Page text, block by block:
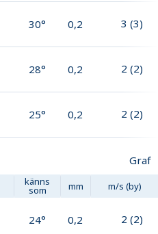
30° 0,2 3 (3)
28° 0,2 2 (2)
25° 0,2 2 (2)
Graf
känns
som mm m/s (by)
24° 0,2 2 (2)